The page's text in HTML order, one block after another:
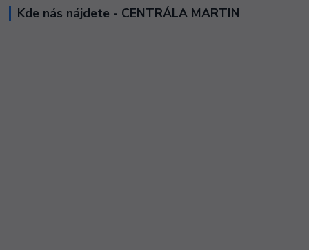
Kde nás nájdete - CENTRÁLA MARTIN